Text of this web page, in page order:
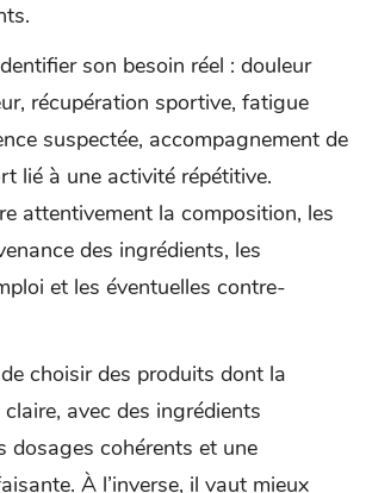
son besoin réel : douleur
récupération sportive, fatigue
suspectée, accompagnement de
lié à une activité répétitive.
attentivement la composition, les
des ingrédients, les
et les éventuelles contre-
choisir des produits dont la
avec des ingrédients
dosages cohérents et une
À l’inverse, il vaut mieux